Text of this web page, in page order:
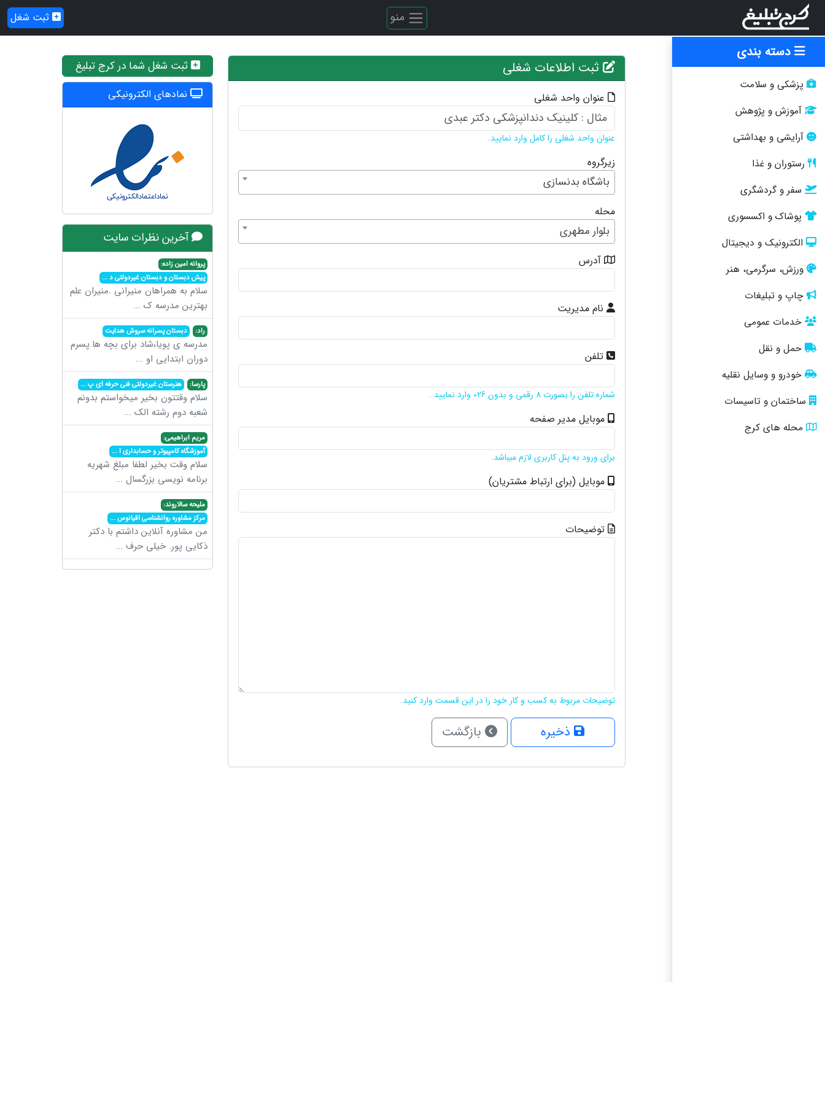
منو ثبت شغل
دسته بندی
پزشکی و سلامت
آموزش و پژوهش
آرایشی و بهداشتی
رستوران و غذا
سفر و گردشگری
پوشاک و اکسسوری
الکترونیک و دیجیتال
ورزش، سرگرمی، هنر
چاپ و تبلیغات
خدمات عمومی
حمل و نقل
خودرو و وسایل نقلیه
ساختمان و تاسیسات
محله های کرج
ثبت اطلاعات شغلی
عنوان واحد شغلی
عنوان واحد شغلی را کامل وارد نمایید.
زیرگروه
باشگاه بدنسازی
محله
بلوار مطهری
آدرس
نام مدیریت
تلفن
شماره تلفن را بصورت 8 رقمی و بدون 026 وارد نمایید .
موبایل مدیر صفحه
برای ورود به پنل کاربری لازم میباشد.
موبایل (برای ارتباط مشتریان)
توضیحات
توضیحات مربوط به کسب و کار خود را در این قسمت وارد کنید.
ذخیره بازگشت
ثبت شغل شما در کرج تبلیغ
نمادهای الکترونیکی
آخرین نظرات سایت
پروانه امین زاده:
پیش دبستان و دبستان غیردولتی د...
سلام به همراهان منیرانی .منیران علم
بهترین مدرسه ک ...
راد: دبستان پسرانه سروش هدایت
مدرسه ی پویا،شاد برای بچه ها.پسرم
دوران ابتدایی او ...
پارسا: هنرستان غیردولتی فنی حرفه ای پ...
سلام وقتتون بخیر میخواستم بدونم
شعبه دوم رشته الک ...
مریم ابراهیمی:
آموزشگاه کامپیوتر و حسابداری ا...
سلام وقت بخیر لطفا مبلغ شهریه
برنامه نویسی بزرگسال ...
ملیحه سالاروند:
مرکز مشاوره روانشناسی اقیانوس...
من مشاوره آنلاین داشتم با دکتر
ذکایی پور. خیلی حرف ...